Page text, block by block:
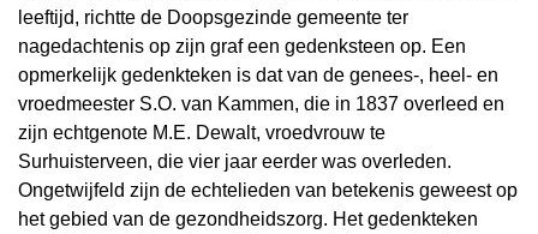
leeftijd, richtte de Doopsgezinde gemeente ter
nagedachtenis op zijn graf een gedenksteen op. Een
opmerkelijk gedenkteken is dat van de genees-, heel- en
vroedmeester S.O. van Kammen, die in 1837 overleed en
zijn echtgenote M.E. Dewalt, vroedvrouw te
Surhuisterveen, die vier jaar eerder was overleden.
Ongetwijfeld zijn de echtelieden van betekenis geweest op
het gebied van de gezondheidszorg. Het gedenkteken